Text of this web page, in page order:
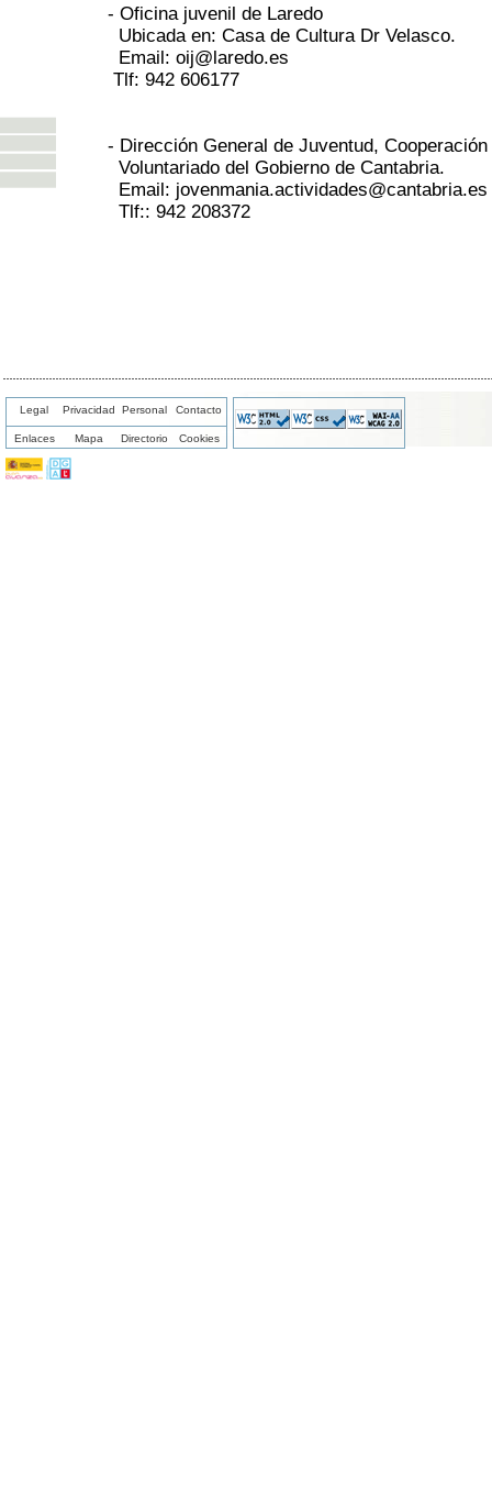
- Oficina juvenil de Laredo
Ubicada en: Casa de Cultura Dr Velasco.
Email: oij@laredo.es
Tlf: 942 606177
- Dirección General de Juventud,
Voluntariado del Gobierno de Cantabria.
Email: jovenmania.actividades@cantabria.es
Tlf:: 942 208372
Legal Privacidad Personal Contacto
Enlaces Mapa Directorio Cookies